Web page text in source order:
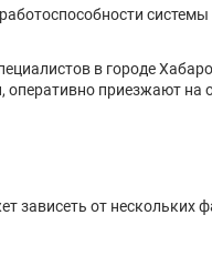
системы
в городе
приезжают на
зависеть от нескольких